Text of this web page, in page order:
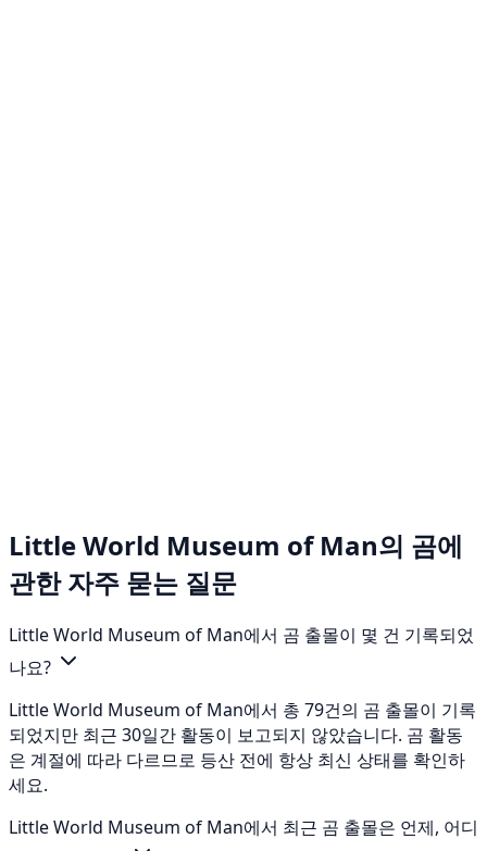
Little World Museum of Man의 곰에
관한 자주 묻는 질문
Little World Museum of Man에서 곰 출몰이 몇 건 기록되었
나요?
Little World Museum of Man에서 총 79건의 곰 출몰이 기록
되었지만 최근 30일간 활동이 보고되지 않았습니다. 곰 활동
은 계절에 따라 다르므로 등산 전에 항상 최신 상태를 확인하
세요.
Little World Museum of Man에서 최근 곰 출몰은 언제, 어디